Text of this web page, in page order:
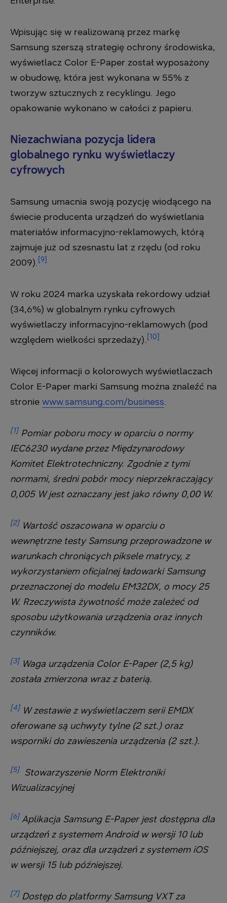
Wpisując się w realizowaną przez markę
Samsung szerszą strategię ochrony środowiska,
wyświetlacz Color E-Paper został wyposażony
w obudowę, która jest wykonana w 55% z
tworzyw sztucznych z recyklingu. Jego
opakowanie wykonano w całości z papieru.
Niezachwiana pozycja lidera
globalnego rynku wyświetlaczy
cyfrowych
Samsung umacnia swoją pozycję wiodącego na
świecie producenta urządzeń do wyświetlania
materiałów informacyjno-reklamowych, którą
zajmuje już od szesnastu lat z rzędu (od roku
2009). [9]
W roku 2024 marka uzyskała rekordowy udział
(34,6%) w globalnym rynku cyfrowych
wyświetlaczy informacyjno-reklamowych (pod
względem wielkości sprzedaży). [10]
Więcej informacji o kolorowych wyświetlaczach
Color E-Paper marki Samsung można znaleźć na
stronie www.samsung.com/business.
[1]Pomiar poboru mocy w oparciu o normy
IEC6230 wydane przez Międzynarodowy
Komitet Elektrotechniczny. Zgodnie z tymi
normami, średni pobór mocy nieprzekraczający
0,005 W jest oznaczany jest jako równy 0,00 W.
[2]Wartość oszacowana w oparciu o
wewnętrzne testy Samsung przeprowadzone w
warunkach chroniących piksele matrycy, z
wykorzystaniem oficjalnej ładowarki Samsung
przeznaczonej do modelu EM32DX, o mocy 25
W. Rzeczywista żywotność może zależeć od
sposobu użytkowania urządzenia oraz innych
czynników.
[3]Waga urządzenia Color E-Paper (2,5 kg)
została zmierzona wraz z baterią.
[4]W zestawie z wyświetlaczem serii EMDX
oferowane są uchwyty tylne (2 szt.) oraz
wsporniki do zawieszenia urządzenia (2 szt.).
[5]Stowarzyszenie Norm Elektroniki
Wizualizacyjnej
[6]Aplikacja Samsung E-Paper jest dostępna dla
urządzeń z systemem Android w wersji 10 lub
późniejszej, oraz dla urządzeń z systemem iOS
w wersji 15 lub późniejszej.
[7]Dostęp do platformy Samsung VXT za